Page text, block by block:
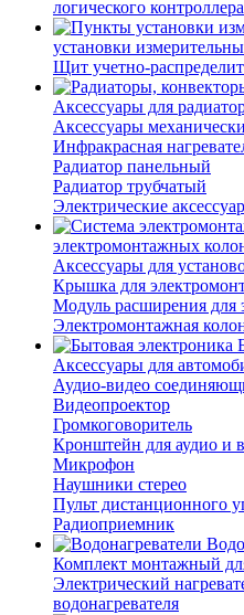
логического контроллера
установки
Щит учетно-
Аксессуары для
Аксессуары
Инфракрасная
Радиатор панельный
Радиатор трубчатый
Электрические
электромонтажных
Аксессуары для
Крышка для
Модуль расширения для
Электромонтажная
Аксессуары для
Аудио-видео
Видеопроектор
Громкоговоритель
Кронштейн для аудио и
Микрофон
Наушники стерео
Пульт дистанционного
Радиоприемник
Комплект монтажный
Электрический
водонагревателя